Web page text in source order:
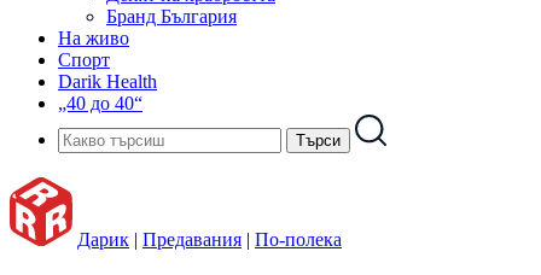
Бранд България
На живо
Спорт
Darik Health
„40 до 40“
Дарик | Предавания | По-полека